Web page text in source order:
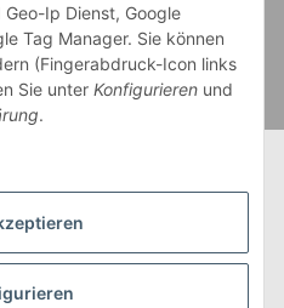
USt., zzgl.Versand
Deutschlands,
Geo-Ip Dienst, Google
Tag Manager. Sie können
(Fingerabdruck-Icon links
Sie unter Konfigurieren und
.